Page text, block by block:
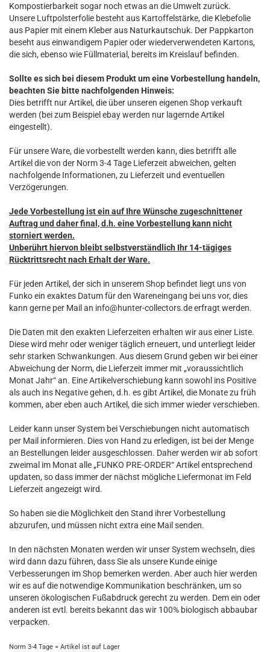
Kompostierbarkeit sogar noch etwas an die Umwelt zurück.
Unsere Luftpolsterfolie besteht aus Kartoffelstärke, die Klebefolie
aus Papier mit einem Kleber aus Naturkautschuk. Der Pappkarton
beseht aus einwandigem Papier oder wiederverwendeten Kartons,
die sich, ebenso wie Füllmaterial, bereits im Kreislauf befinden.
Sollte es sich bei diesem Produkt um eine Vorbestellung handeln,
beachten Sie bitte nachfolgenden Hinweis:
Dies betrifft nur Artikel, die über unseren eigenen Shop verkauft
werden (bei zum Beispiel ebay werden nur lagernde Artikel
eingestellt).
Für unsere Ware, die vorbestellt werden kann, dies betrifft alle
Artikel die von der Norm 3-4 Tage Lieferzeit abweichen, gelten
nachfolgende Informationen, zu Lieferzeit und eventuellen
Verzögerungen.
Jede Vorbestellung ist ein auf Ihre Wünsche zugeschnittener
Auftrag und daher final, d.h. eine Vorbestellung kann nicht
storniert werden.
Unberührt hiervon bleibt selbstverständlich Ihr 14-tägiges
Rücktrittsrecht nach Erhalt der Ware.
Für jeden Artikel, der sich in unserem Shop befindet liegt uns von
Funko ein exaktes Datum für den Wareneingang bei uns vor, dies
kann gerne per Mail an info@hunter-collectors.de erfragt werden.
Die Daten mit den exakten Lieferzeiten erhalten wir aus einer Liste.
Diese wird mehr oder weniger täglich erneuert, und unterliegt leider
sehr starken Schwankungen. Aus diesem Grund geben wir bei einer
Abweichung der Norm, die Lieferzeit immer mit „voraussichtlich
Monat Jahr“ an. Eine Artikelverschiebung kann sowohl ins Positive
als auch ins Negative gehen, d.h. es gibt Artikel, die Monate zu früh
kommen, aber eben auch Artikel, die sich immer wieder verschieben.
Leider kann unser System bei Verschiebungen nicht automatisch
per Mail informieren. Dies von Hand zu erledigen, ist bei der Menge
an Bestellungen leider ausgeschlossen. Daher werden wir ab sofort
zweimal im Monat alle „FUNKO PRE-ORDER“ Artikel entsprechend
updaten, so dass immer der nächst mögliche Liefermonat im Feld
Lieferzeit angezeigt wird.
So haben sie die Möglichkeit den Stand ihrer Vorbestellung
abzurufen, und müssen nicht extra eine Mail senden.
In den nächsten Monaten werden wir unser System wechseln, dies
wird dann dazu führen, dass Sie als unsere Kunde einige
Verbesserungen im Shop bemerken werden. Aber auch hier werden
wir es auf die notwendige Kommunikation beschränken, um so
unseren ökologischen Fußabdruck gerecht zu werden. Dem ein oder
anderen ist evtl. bereits bekannt das wir 100% biologisch abbaubar
verpacken.
Norm 3-4 Tage = Artikel ist auf Lager